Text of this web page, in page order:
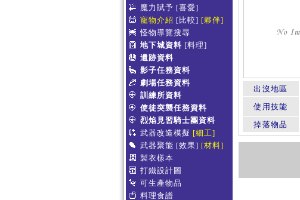
魔力賦予 [喜愛]
寵物介紹 [比較] [夥伴]
怪物導覽搜尋
地下城資料 [料理]
遺跡資料
影子任務資料
劇場任務資料
訓練所資料
使徒突襲任務資料
烈焰見習騎士團資料
武器改造模擬 [細工]
武器聚能 [效果] [材料]
製衣樣本
打鐵設計圖
可生產物品
料理食譜
出沒地區
使用技能
掉落物品